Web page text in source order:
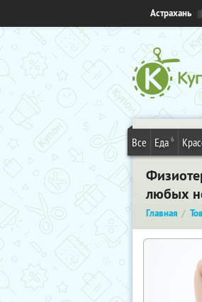
Астрахань
Все Еда 6
любых
Главная